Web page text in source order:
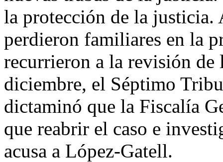
la protección de la justicia.
perdieron familiares en la
recurrieron a la revisión de
diciembre, el Séptimo
dictaminó que la Fiscalía
que reabrir el caso e
acusa a López-Gatell.